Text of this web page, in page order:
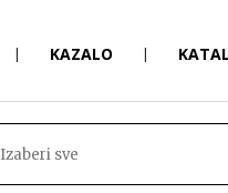
| KAZALO |
Izaberi sve